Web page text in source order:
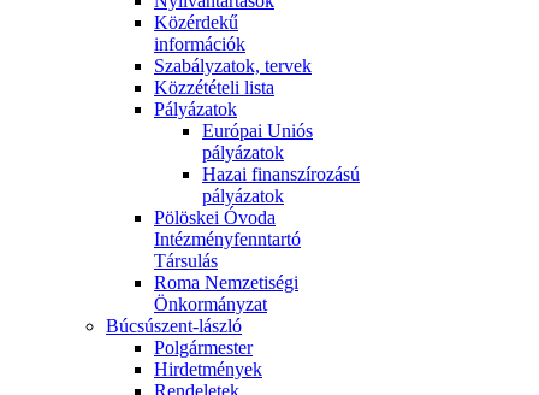
Közérdekű
információk
Szabályzatok, tervek
Közzétételi lista
Pályázatok
Európai Uniós
pályázatok
Hazai finanszírozású
pályázatok
Pölöskei Óvoda
Intézményfenntartó
Társulás
Roma Nemzetiségi
Önkormányzat
Búcsúszent-lászló
Polgármester
Hirdetmények
Rendeletek